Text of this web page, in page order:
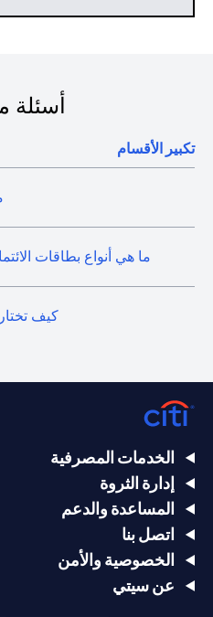
أسئلة
تكبير الأقسام
ما هي أنواع بطاقات
كيف
الخدمات المصرفية
إدارة الثروة
المساعدة والدعم
اتصل بنا
الخصوصية والأمن
عن سيتي